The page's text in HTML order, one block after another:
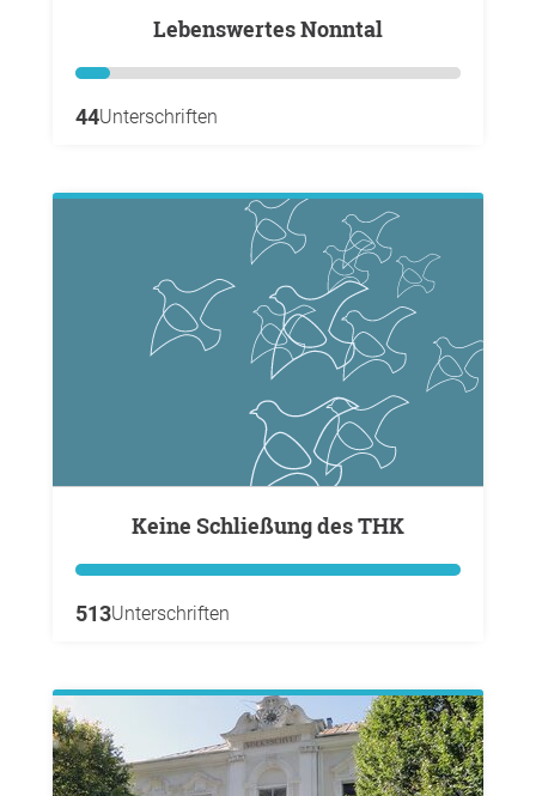
Lebenswertes Nonntal
44Unterschriften
keine Schließung des THK
513Unterschriften